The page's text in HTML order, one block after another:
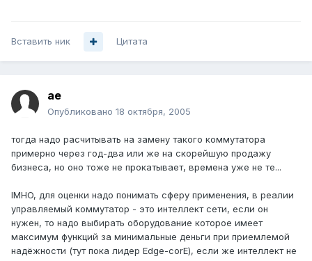
Вставить ник Цитата
ae
Опубликовано 18 октября, 2005
тогда надо расчитывать на замену такого коммутатора
примерно через год-два или же на скорейшую продажу
бизнеса, но оно тоже не прокатывает, времена уже не те...
IMHO, для оценки надо понимать сферу применения, в реалии
управляемый коммутатор - это интеллект сети, если он
нужен, то надо выбирать оборудование которое имеет
максимум функций за минимальные деньги при приемлемой
надёжности (тут пока лидер Edge-corE), если же интеллект не